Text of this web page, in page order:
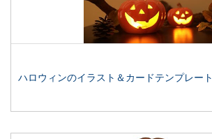
ハロウィンのイラスト＆カードテンプレート